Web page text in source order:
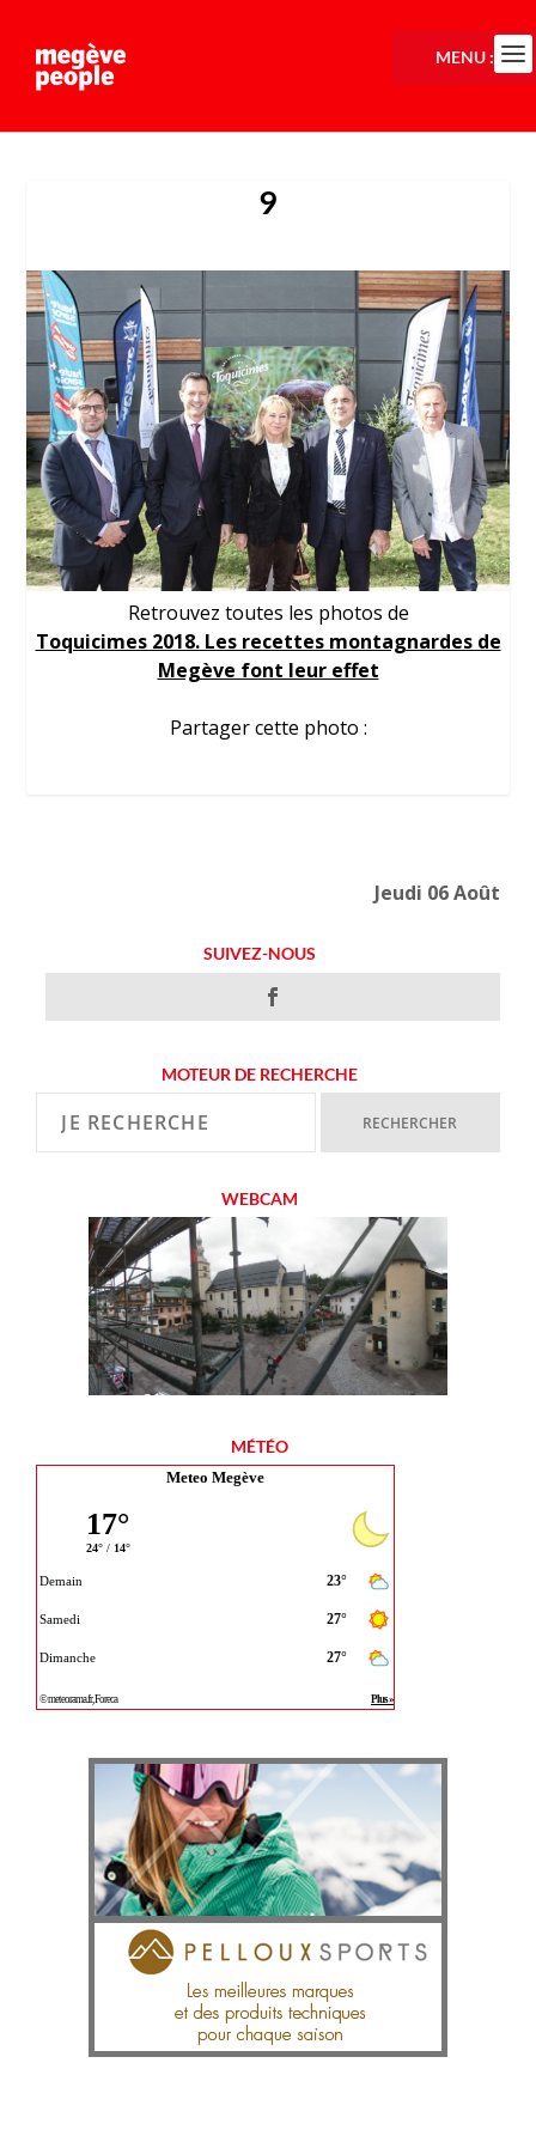
9
Retrouvez toutes les photos de
Toquicimes 2018. Les recettes montagnardes de
Megève font leur effet
Partager cette photo :
Jeudi 06 Août
SUIVEZ-NOUS
MOTEUR DE RECHERCHE
WEBCAM
MÉTÉO
Meteo Megève
MENU :